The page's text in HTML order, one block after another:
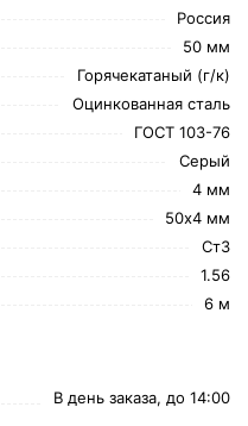
Россия
50 мм
Горячекатаный (г/к)
Оцинкованная сталь
ГОСТ 103-76
Серый
4 мм
50х4 мм
Ст3
1.56
6 м
В день заказа, до 14:00